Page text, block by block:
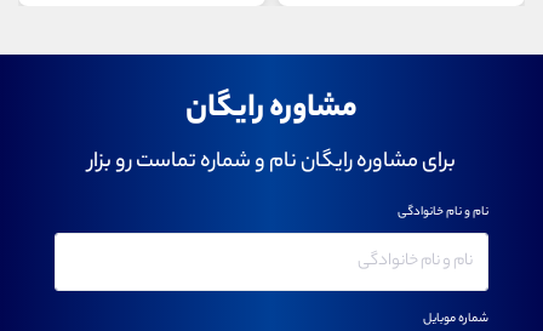
مشاوره رایگان
برای مشاوره رایگان نام و شماره تماست رو بزار
نام و نام خانوادگی
شماره موبایل